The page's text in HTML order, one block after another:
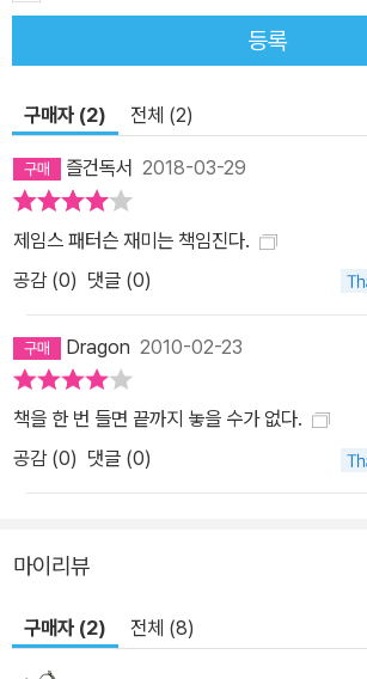
등록
구매자 (2) 전체 (2)
즐건독서 2018-03-29
제임스 패터슨 재미는 책임진다.
공감 (0) 댓글 (0)
Dragon 2010-02-23
책을 한 번 들면 끝까지 놓을 수가 없다.
공감 (0) 댓글 (0)
마이리뷰
구매자 (2) 전체 (8)